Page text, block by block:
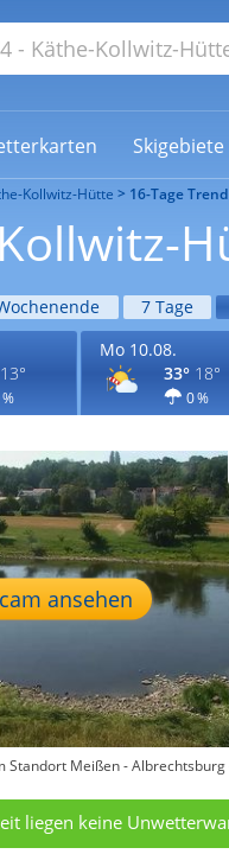
Skigebiete
Kollwitz-Hütte 16-Tage Trend
7 Tage
13°
Mo 10.08.
33° 18°
0 %
ansehen
Meißen -
liegen keine